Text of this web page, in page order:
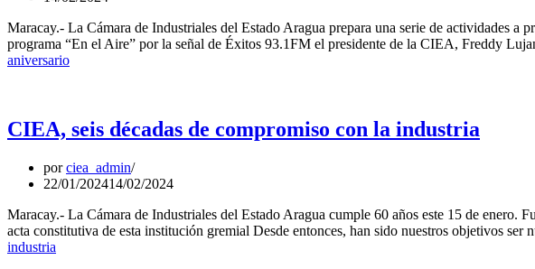
Maracay.- La Cámara de Industriales del Estado Aragua prepara una serie de actividades
programa “En el Aire” por la señal de Éxitos 93.1FM el presidente de la CIEA, Freddy
aniversario
CIEA, seis décadas de compromiso con la industria
porciea_admin
22/01/202414/02/2024
Maracay.- La Cámara de Industriales del Estado Aragua cumple 60 años este 15 de enero.
acta constitutiva de esta institución gremial Desde entonces, han sido nuestros objetivos
industria